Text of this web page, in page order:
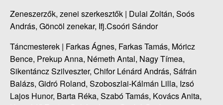
Zeneszerzők, zenei szerkesztők | Dulai Zoltán, Soós
András, Göncöl zenekar, Ifj.Csoóri Sándor
Táncmesterek | Farkas Ágnes, Farkas Tamás, Móricz
Bence, Prekup Anna, Németh Antal, Nagy Tímea,
Sikentáncz Szilveszter, Chifor Lénárd András, Sáfrán
Balázs, Gidró Roland, Szoboszlai-Kálmán Lilla, Izsó
Lajos Hunor, Barta Réka, Szabó Tamás, Kovács Anita,